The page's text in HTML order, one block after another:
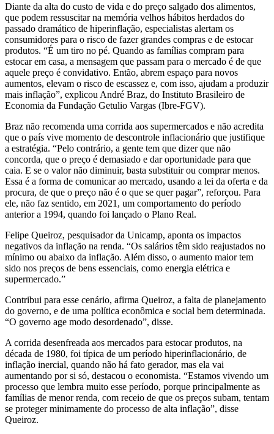
Diante da alta do custo de vida e do preço salgado dos alimentos,
que podem ressuscitar na memória velhos hábitos herdados do
passado dramático de hiperinflação, especialistas alertam os
consumidores para o risco de fazer grandes compras e de estocar
produtos. “É um tiro no pé. Quando as famílias compram para
estocar em casa, a mensagem que passam para o mercado é de que
aquele preço é convidativo. Então, abrem espaço para novos
aumentos, elevam o risco de escassez e, com isso, ajudam a produzir
mais inflação”, explicou André Braz, do Instituto Brasileiro de
Economia da Fundação Getulio Vargas (Ibre-FGV).
Braz não recomenda uma corrida aos supermercados e não acredita
que o país vive momento de descontrole inflacionário que justifique
a estratégia. “Pelo contrário, a gente tem que dizer que não
concorda, que o preço é demasiado e dar oportunidade para que
caia. E se o valor não diminuir, basta substituir ou comprar menos.
Essa é a forma de comunicar ao mercado, usando a lei da oferta e da
procura, de que o preço não é o que se quer pagar”, reforçou. Para
ele, não faz sentido, em 2021, um comportamento do período
anterior a 1994, quando foi lançado o Plano Real.
Felipe Queiroz, pesquisador da Unicamp, aponta os impactos
negativos da inflação na renda. “Os salários têm sido reajustados no
mínimo ou abaixo da inflação. Além disso, o aumento maior tem
sido nos preços de bens essenciais, como energia elétrica e
supermercado.”
Contribui para esse cenário, afirma Queiroz, a falta de planejamento
do governo, e de uma política econômica e social bem determinada.
“O governo age modo desordenado”, disse.
A corrida desenfreada aos mercados para estocar produtos, na
década de 1980, foi típica de um período hiperinflacionário, de
inflação inercial, quando não há fato gerador, mas ela vai
aumentando por si só, destacou o economista. “Estamos vivendo um
processo que lembra muito esse período, porque principalmente as
famílias de menor renda, com receio de que os preços subam, tentam
se proteger minimamente do processo de alta inflação”, disse
Queiroz.